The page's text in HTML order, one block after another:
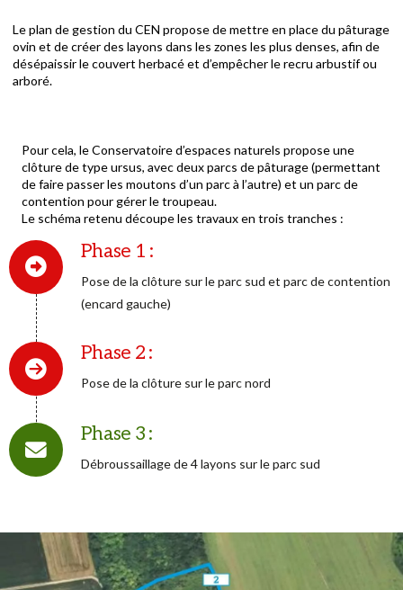
Le plan de gestion du CEN propose de mettre en place du pâturage
ovin et de créer des layons dans les zones les plus denses, afin de
désépaissir le couvert herbacé et d’empêcher le recru arbustif ou
arboré.
Pour cela, le Conservatoire d’espaces naturels propose une
clôture de type ursus, avec deux parcs de pâturage (permettant
de faire passer les moutons d’un parc à l’autre) et un parc de
contention pour gérer le troupeau.
Le schéma retenu découpe les travaux en trois tranches :
Phase 1 :
Pose de la clôture sur le parc sud et parc de contention
(encard gauche)
Phase 2 :
Pose de la clôture sur le parc nord
Phase 3 :
Débroussaillage de 4 layons sur le parc sud